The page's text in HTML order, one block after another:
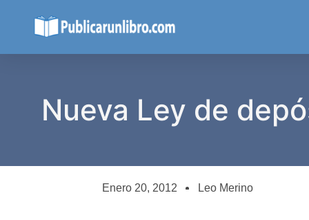
Nueva Ley de
Enero 20, 2012 Leo Merino